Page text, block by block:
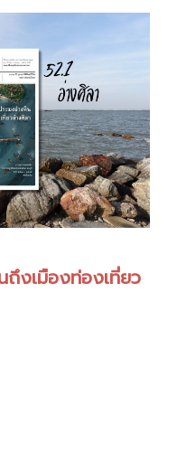
ถึงเมืองท่องเที่ยว